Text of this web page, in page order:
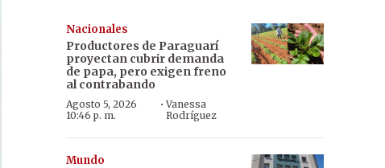
Nacionales
Productores de Paraguarí
proyectan cubrir demanda
de papa, pero exigen freno
al contrabando
Agosto 5, 2026
10:46 p. m.
·Vanessa
Rodríguez
Mundo